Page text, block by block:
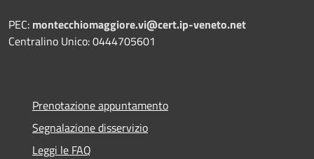
PEC: montecchiomaggiore.vi@cert.ip-veneto.net
Centralino Unico: 0444705601
Prenotazione appuntamento
Segnalazione disservizio
Leggi le FAQ